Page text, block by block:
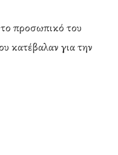
το προσωπικό του
κατέβαλαν για την